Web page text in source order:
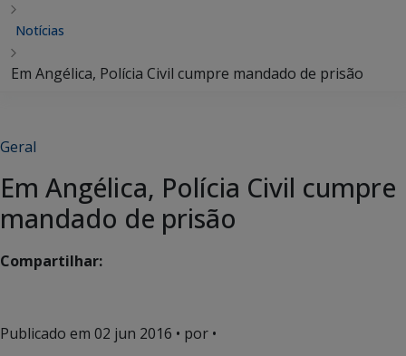
Notícias
Em Angélica, Polícia Civil cumpre mandado de prisão
Geral
Em Angélica, Polícia Civil cumpre
mandado de prisão
Compartilhar:
Publicado em 02 jun 2016 • por •